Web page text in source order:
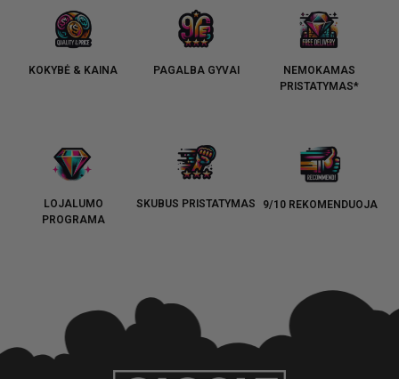
KOKYBĖ & KAINA PAGALBA GYVAI
NEMOKAMAS
PRISTATYMAS*
LOJALUMO
PROGRAMA
SKUBUS PRISTATYMAS 9/10 REKOMENDUOJA